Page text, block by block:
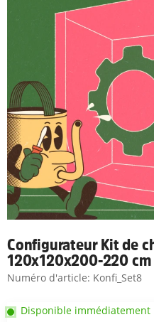
Configurateur Kit de
120x120x200-220 cm
Numéro d'article: Konfi_Set8
Disponible immédiatement